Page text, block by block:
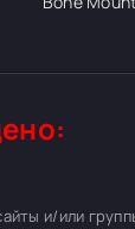
и/или